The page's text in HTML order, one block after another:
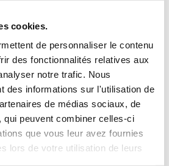
cookies.
de personnaliser le contenu
des fonctionnalités relatives aux
notre trafic. Nous
des informations sur l'utilisation de
de médias sociaux, de
qui peuvent combiner celles-ci
que vous leur avez fournies
lors de votre utilisation de leurs